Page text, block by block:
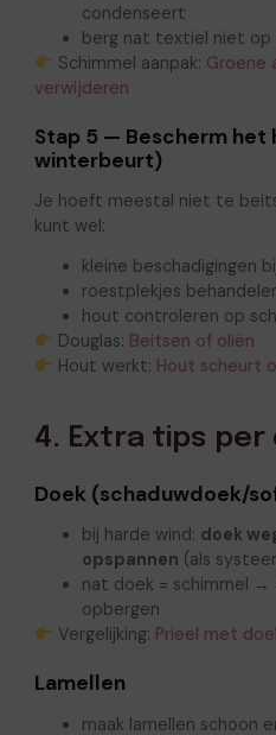
condenseert
berg nat textiel niet op
Schimmel aanpak: Groene
verwijderen
Stap 5 — Bescherm
winterbeurt)
Je hoeft meestal niet te
kunt wel:
kleine beschadigingen
roestplekjes
hout controleren op
Douglas: Beitsen of oliën
Hout werkt: Hout scheurt
4. Extra tips per
Doek (schaduwdoek/
bij harde wind: doek
opspannen (als
nat doek = schimmel
opbergen
Vergelijking: Prieel met
Lamellen
maak lamellen schoon